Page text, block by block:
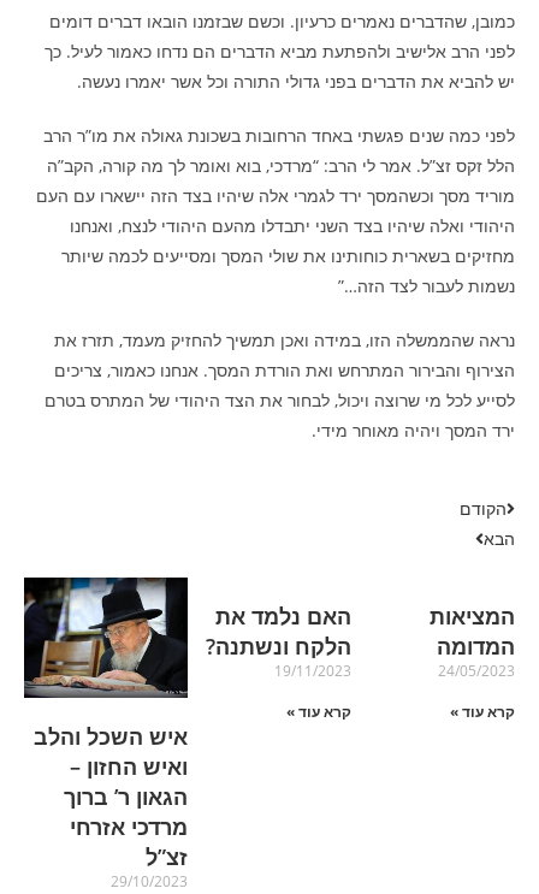
כמובן, שהדברים נאמרים כרעיון. וכשם שבזמנו הובאו דברים דומים
לפני הרב אלישיב ולהפתעת מביא הדברים הם נדחו כאמור לעיל. כך
יש להביא את הדברים בפני גדולי התורה וכל אשר יאמרו נעשה.
לפני כמה שנים פגשתי באחד הרחובות בשכונת גאולה את מו”ר הרב
הלל זקס זצ”ל. אמר לי הרב: “מרדכי, בוא ואומר לך מה קורה, הקב”ה
מוריד מסך וכשהמסך ירד לגמרי אלה שיהיו בצד הזה יישארו עם העם
היהודי ואלה שיהיו בצד השני יתבדלו מהעם היהודי לנצח, ואנחנו
מחזיקים בשארית כוחותינו את שולי המסך ומסייעים לכמה שיותר
נשמות לעבור לצד הזה…”
נראה שהממשלה הזו, במידה ואכן תמשיך להחזיק מעמד, תזרז את
הצירוף והבירור המתרחש ואת הורדת המסך. אנחנו כאמור, צריכים
לסייע לכל מי שרוצה ויכול, לבחור את הצד היהודי של המתרס בטרם
ירד המסך ויהיה מאוחר מידי.
הקודם
הבא
המציאות
המדומה
24/05/2023
קרא עוד »
האם נלמד את
הלקח ונשתנה?
19/11/2023
קרא עוד »
איש השכל והלב
ואיש החזון –
הגאון ר’ ברוך
מרדכי אזרחי
זצ”ל
29/10/2023